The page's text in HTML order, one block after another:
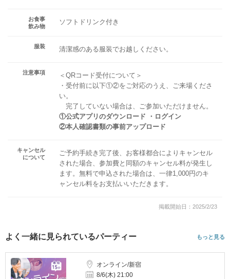
お食事
飲み物
ソフトドリンク付き
服装 清潔感のある服装でお越しください。
注意事項
＜QRコード受付について＞
・受付前に以下①②をご対応のうえ、ご来場くださ
い。
完了していない場合は、ご参加いただけません。
①公式アプリのダウンロード ・ログイン
②本人確認書類の事前アップロード
キャンセル
について
ご予約手続き完了後、お客様都合によりキャンセル
された場合、参加費と同額のキャンセル料が発生し
ます。無料で申込された場合は、一律1,000円のキ
ャンセル料をお支払いいただきます。
掲載開始日：2025/2/23
よく一緒に見られているパーティー もっと見る
オンライン/新宿
8/6(木) 21:00